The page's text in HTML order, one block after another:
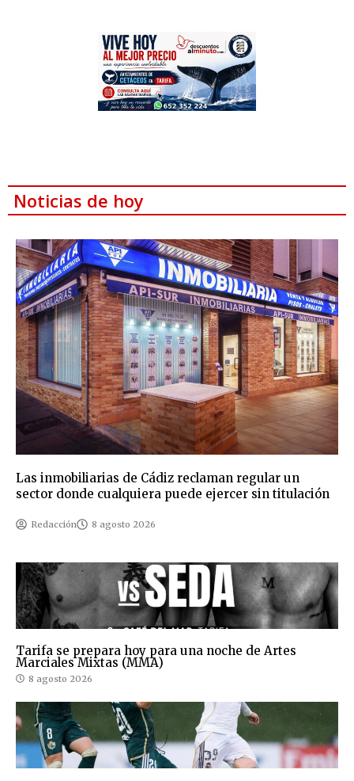
Noticias de hoy
Las inmobiliarias de Cádiz reclaman regular un
sector donde cualquiera puede ejercer sin titulación
Redacción 8 agosto 2026
Tarifa se prepara hoy para una noche de Artes
Marciales Mixtas (MMA)
8 agosto 2026